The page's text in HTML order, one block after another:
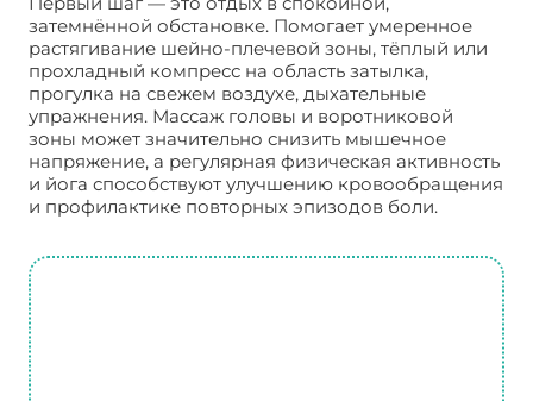
затемнённой обстановке. Помогает умеренное
растягивание шейно-плечевой зоны, тёплый или
прохладный компресс на область затылка,
прогулка на свежем воздухе, дыхательные
упражнения. Массаж головы и воротниковой
зоны может значительно снизить мышечное
напряжение, а регулярная физическая активность
и йога способствуют улучшению кровообращения
и профилактике повторных эпизодов боли.